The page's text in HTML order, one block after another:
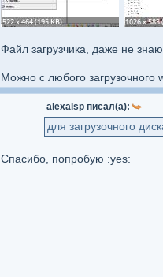
Файл загрузчика, даже не
Можно с любого загрузочного
alexalsp писал(а):
для загрузочного
Спасибо, попробую :yes: